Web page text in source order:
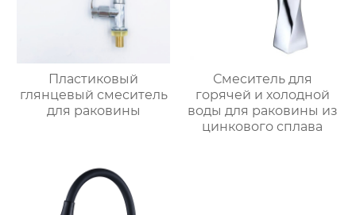
Пластиковый
глянцевый смеситель
для раковины
Смеситель для
горячей и холодной
воды для раковины из
цинкового сплава